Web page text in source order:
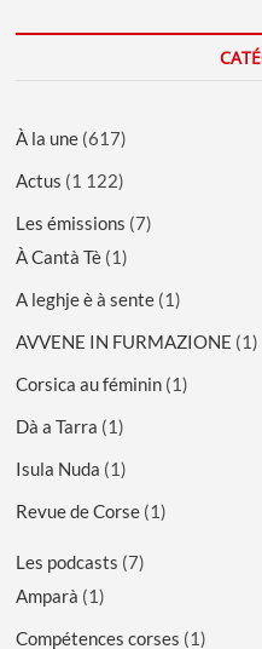
À la une (617)
Actus (1 122)
Les émissions (7)
À Cantà Tè (1)
A leghje è à sente (1)
AVVENE IN FURMAZIONE (1)
Corsica au féminin (1)
Dà a Tarra (1)
Isula Nuda (1)
Revue de Corse (1)
Les podcasts (7)
Amparà (1)
Compétences corses (1)